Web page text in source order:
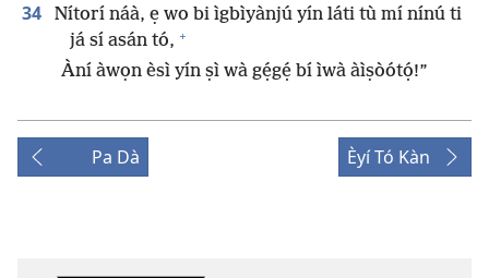
34
Nítorí náà, ẹ wo bi ìgbìyànjú yín láti tù mí nínú ti
já sí asán tó, +
Àní àwọn èsì yín ṣì wà gẹ́gẹ́ bí ìwà àìṣòótọ́!”
Pa Dà Èyí Tó Kàn